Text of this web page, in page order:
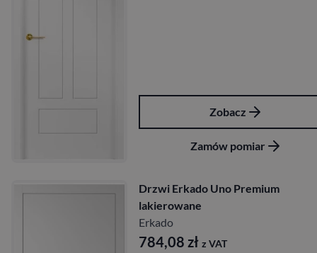
Zobacz
Zamów pomiar
Drzwi Erkado Uno Premium
lakierowane
Erkado
784,08 zł z VAT